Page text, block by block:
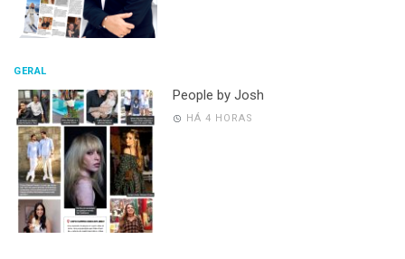
GERAL
People by Josh
HÁ 4 HORAS